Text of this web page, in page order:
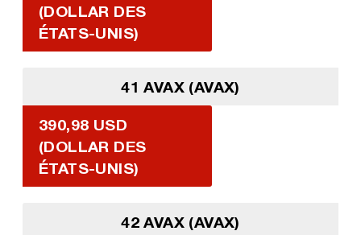
(DOLLAR DES
ÉTATS-UNIS)
41 AVAX (AVAX)
390,98 USD
(DOLLAR DES
ÉTATS-UNIS)
42 AVAX (AVAX)